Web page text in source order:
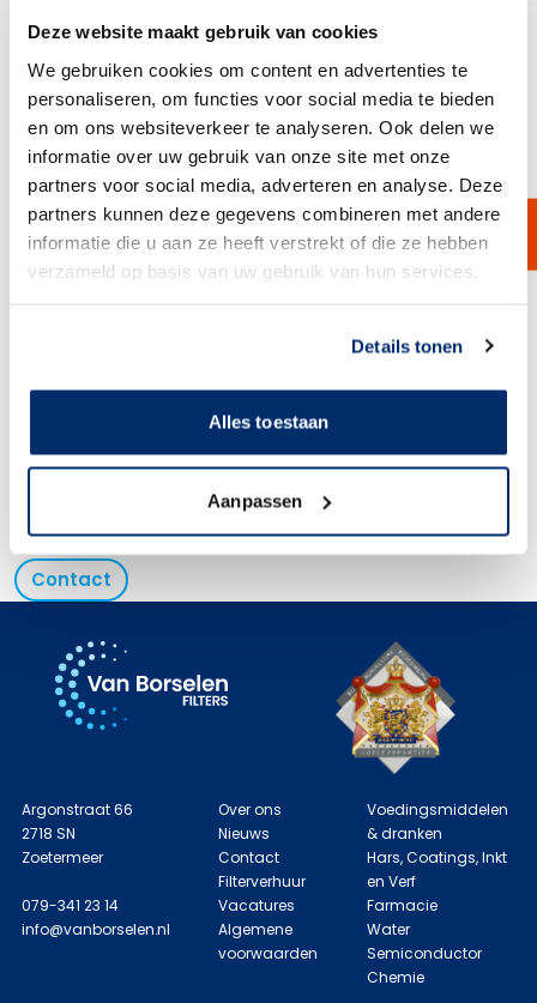
Deze website maakt gebruik van cookies
We gebruiken cookies om content en advertenties te
personaliseren, om functies voor social media te bieden
en om ons websiteverkeer te analyseren. Ook delen we
informatie over uw gebruik van onze site met onze
partners voor social media, adverteren en analyse. Deze
partners kunnen deze gegevens combineren met andere
informatie die u aan ze heeft verstrekt of die ze hebben
verzameld op basis van uw gebruik van hun services.
Details tonen
Alles toestaan
Aanpassen
Bekijk product
Contact
Argonstraat 66
2718 SN
Zoetermeer
079-341 23 14
info@vanborselen.nl
Over ons
Nieuws
Contact
Filterverhuur
Vacatures
Algemene
voorwaarden
Voedingsmiddelen
& dranken
Hars, Coatings, Inkt
en Verf
Farmacie
Water
Semiconductor
Chemie